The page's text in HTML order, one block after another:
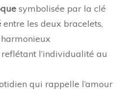
symbolisée par la clé
entre les deux bracelets,
reflétant l’individualité au
qui rappelle l’amour